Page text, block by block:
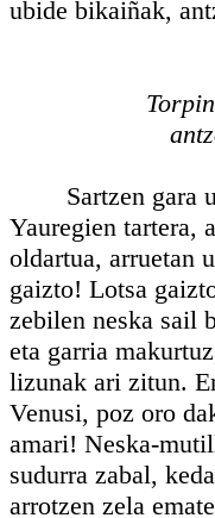
ubide bikaiñak,
Sartzen gara
Yauregien tartera,
oldartua, arruetan
gaizto! Lotsa
zebilen neska sail
eta garria
lizunak ari zitun.
Venusi, poz oro
amari! Neska-
sudurra zabal,
arrotzen zela